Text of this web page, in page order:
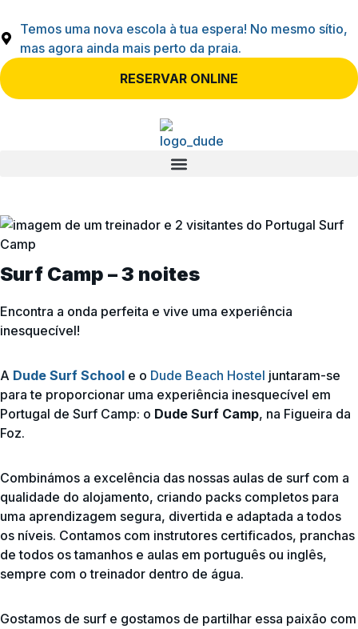
Temos uma nova escola à tua espera! No mesmo sítio,
mas agora ainda mais perto da praia.
RESERVAR ONLINE
Surf Camp – 3 noites
Encontra a onda perfeita e vive uma experiência
inesquecível!
A Dude Surf School e o Dude Beach Hostel juntaram-se
para te proporcionar uma experiência inesquecível em
Portugal de Surf Camp: o Dude Surf Camp, na Figueira da
Foz.
Combinámos a excelência das nossas aulas de surf com a
qualidade do alojamento, criando packs completos para
uma aprendizagem segura, divertida e adaptada a todos
os níveis. Contamos com instrutores certificados, pranchas
de todos os tamanhos e aulas em português ou inglês,
sempre com o treinador dentro de água.
Gostamos de surf e gostamos de partilhar essa paixão com